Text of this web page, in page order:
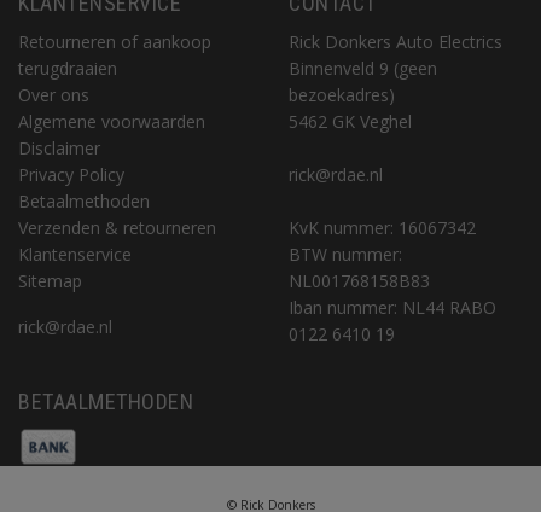
Retourneren of aankoop
terugdraaien
Over ons
Algemene voorwaarden
Disclaimer
Privacy Policy
Betaalmethoden
Verzenden & retourneren
Klantenservice
Sitemap
rick@rdae.nl
Rick Donkers Auto Electrics
Binnenveld 9 (geen
bezoekadres)
5462 GK Veghel
rick@rdae.nl
KvK nummer: 16067342
BTW nummer:
NL001768158B83
Iban nummer: NL44 RABO
0122 6410 19
BETAALMETHODEN
© Rick Donkers